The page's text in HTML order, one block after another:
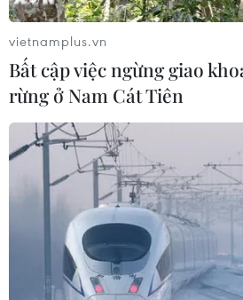
06/08/2026 16:21
Tây Ban Nha: 100 người thiệt
trong vụ vượt biển ồ ạt vào Ceuta
06/08/2026 16:03
Đức tuyên án chung thân đối
gây vụ lao xe vào đám đông ở
Munich
06/08/2026 15:57
vietnamplus.vn
Bất cập việc ngừng giao
rừng ở Nam Cát Tiên